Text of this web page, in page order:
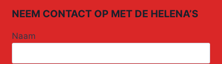
NEEM CONTACT OP MET DE HELENA’S
Naam